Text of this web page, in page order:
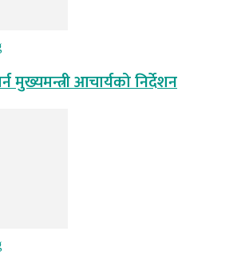
मुख्यमन्त्री आचार्यको निर्देशन